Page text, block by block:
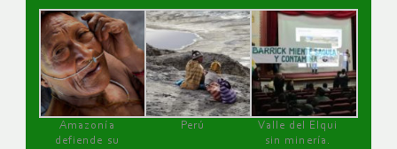
Amazonía
defiende su
Perú
Valle del Elqui
sin minería.